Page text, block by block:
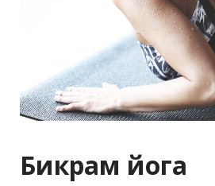
Бикрам йога